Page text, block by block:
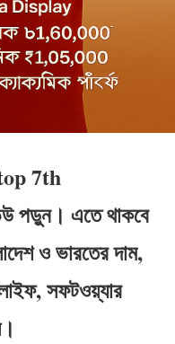
7th
পড়ুন। এতে থাকবে
ও ভারতের দাম,
লাইফ, সফটওয়্যার